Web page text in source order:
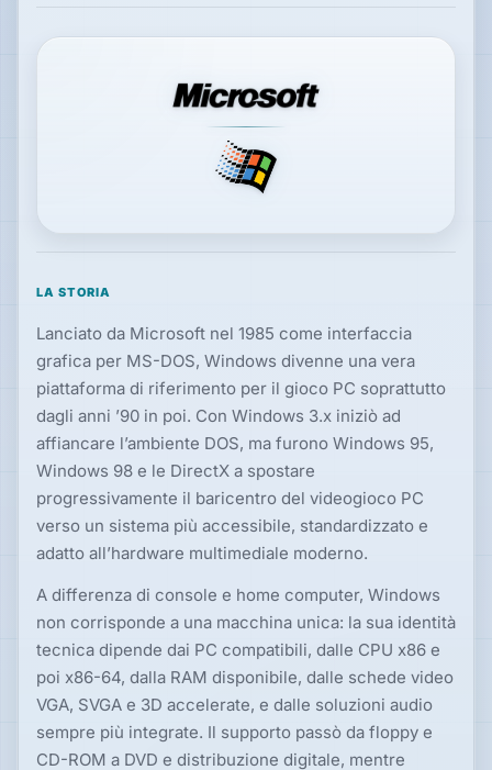
LA STORIA
Lanciato da Microsoft nel 1985 come interfaccia
grafica per MS-DOS, Windows divenne una vera
piattaforma di riferimento per il gioco PC soprattutto
dagli anni ’90 in poi. Con Windows 3.x iniziò ad
affiancare l’ambiente DOS, ma furono Windows 95,
Windows 98 e le DirectX a spostare
progressivamente il baricentro del videogioco PC
verso un sistema più accessibile, standardizzato e
adatto all’hardware multimediale moderno.
A differenza di console e home computer, Windows
non corrisponde a una macchina unica: la sua identità
tecnica dipende dai PC compatibili, dalle CPU x86 e
poi x86-64, dalla RAM disponibile, dalle schede video
VGA, SVGA e 3D accelerate, e dalle soluzioni audio
sempre più integrate. Il supporto passò da floppy e
CD-ROM a DVD e distribuzione digitale, mentre